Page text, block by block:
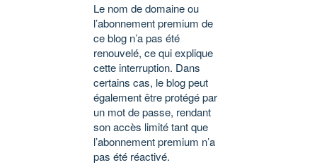
Le nom de domaine ou
l’abonnement premium de
ce blog n’a pas été
renouvelé, ce qui explique
cette interruption. Dans
certains cas, le blog peut
également être protégé par
un mot de passe, rendant
son accès limité tant que
l’abonnement premium n’a
pas été réactivé.